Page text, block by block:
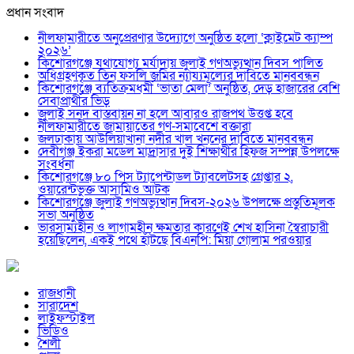
প্রধান সংবাদ
নীলফামারীতে অনুপ্রেরণার উদ্যোগে অনুষ্ঠিত হলো ‘ক্লাইমেট ক্যাম্প
২০২৬’
কিশোরগঞ্জে যথাযোগ্য মর্যাদায় জুলাই গণঅভ্যুত্থান দিবস পালিত
অধিগ্রহণকৃত তিন ফসলি জমির ন্যায্যমূল্যের দাবিতে মানববন্ধন
কিশোরগঞ্জে ব্যতিক্রমধর্মী ‘ভাতা মেলা’ অনুষ্ঠিত, দেড় হাজারের বেশি
সেবাপ্রার্থীর ভিড়
জুলাই সনদ বাস্তবায়ন না হলে আবারও রাজপথ উত্তপ্ত হবে
নীলফামারীতে জামায়াতের গণ-সমাবেশে বক্তারা
জলঢাকায় আউলিয়াখানা নদীর খাল খননের দাবিতে মানববন্ধন
দেবীগঞ্জ ইকরা মডেল মাদ্রাসার দুই শিক্ষার্থীর হিফজ সম্পন্ন উপলক্ষে
সংবর্ধনা
কিশোরগঞ্জে ৮০ পিস ট্যাপেন্টাডল ট্যাবলেটসহ গ্রেপ্তার ২,
ওয়ারেন্টভুক্ত আসামিও আটক
কিশোরগঞ্জে জুলাই গণঅভ্যুত্থান দিবস-২০২৬ উপলক্ষে প্রস্তুতিমূলক
সভা অনুষ্ঠিত
ভারসাম্যহীন ও লাগামহীন ক্ষমতার কারণেই শেখ হাসিনা স্বৈরাচারী
হয়েছিলেন, একই পথে হাঁটছে বিএনপি: মিয়া গোলাম পরওয়ার
রাজধানী
সারাদেশ
লাইফস্টাইল
ভিডিও
শৈলী